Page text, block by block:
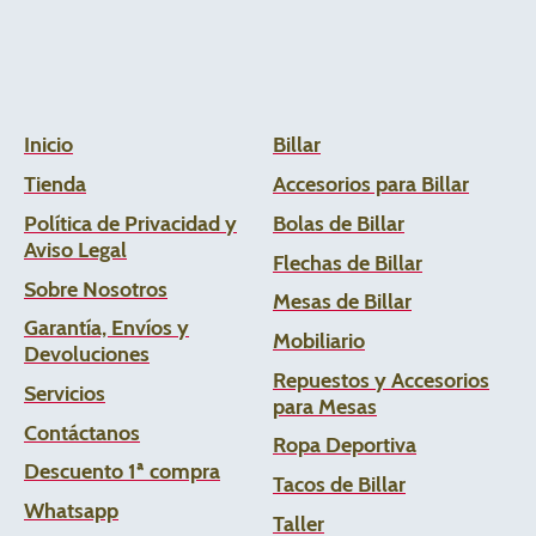
Inicio
Tienda
Política de Privacidad y
Aviso Legal
Sobre Nosotros
Garantía, Envíos y
Devoluciones
Servicios
Contáctanos
Descuento 1ª compra
Whatsapp
Billar
Accesorios para Billar
Bolas de Billar
Flechas de Billar
Mesas de Billar
Mobiliario
Repuestos y Accesorios
para Mesas
Ropa Deportiva
Tacos de Billar
Taller